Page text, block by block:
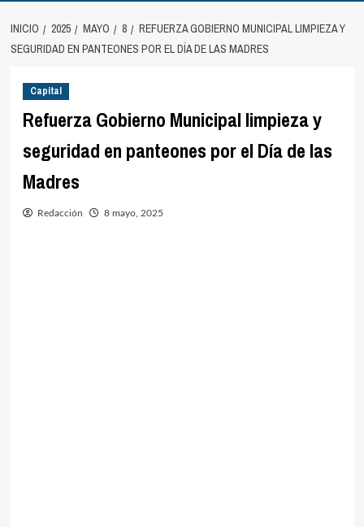
INICIO 2025 MAYO 8
REFUERZA GOBIERNO MUNICIPAL LIMPIEZA Y
SEGURIDAD EN PANTEONES POR EL DÍA DE LAS MADRES
Capital
Refuerza Gobierno Municipal limpieza y
seguridad en panteones por el Día de las
Madres
Redacción 8 mayo, 2025